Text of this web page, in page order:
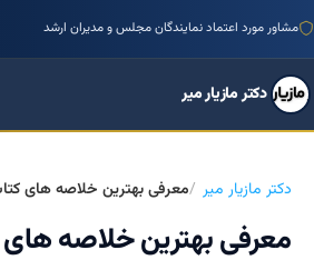
مشاور مورد اعتماد نمایندگان مجلس و مدیران ارشد
دکتر مازیار میر
دکتر مازیار میر معرفی بهترین خلاصه های
معرفی بهترین خلاصه